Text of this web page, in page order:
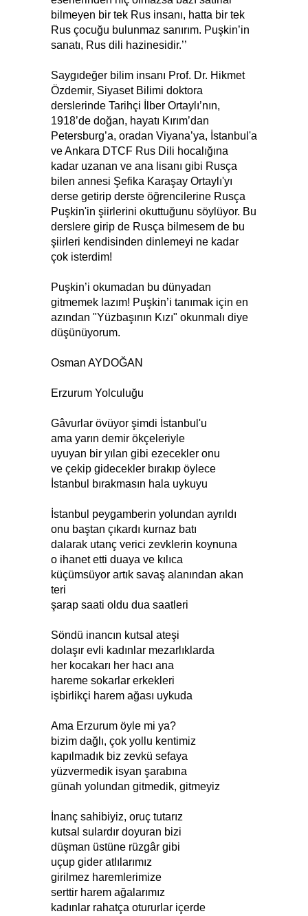
bilmeyen bir tek Rus insanı, hatta bir tek
Rus çocuğu bulunmaz sanırım. Puşkin’in
sanatı, Rus dili hazinesidir.’’
Saygıdeğer bilim insanı Prof. Dr. Hikmet
Özdemir, Siyaset Bilimi doktora
derslerinde Tarihçi İlber Ortaylı’nın,
1918’de doğan, hayatı Kırım’dan
Petersburg’a, oradan Viyana’ya, İstanbul'a
ve Ankara DTCF Rus Dili hocalığına
kadar uzanan ve ana lisanı gibi Rusça
bilen annesi Şefika Karaşay Ortaylı'yı
derse getirip derste öğrencilerine Rusça
Puşkin'in şiirlerini okuttuğunu söylüyor. Bu
derslere girip de Rusça bilmesem de bu
şiirleri kendisinden dinlemeyi ne kadar
çok isterdim!
Puşkin’i okumadan bu dünyadan
gitmemek lazım! Puşkin’i tanımak için en
azından "Yüzbaşının Kızı" okunmalı diye
düşünüyorum.
Osman AYDOĞAN
Erzurum Yolculuğu
Gâvurlar övüyor şimdi İstanbul'u
ama yarın demir ökçeleriyle
uyuyan bir yılan gibi ezecekler onu
ve çekip gidecekler bırakıp öylece
İstanbul bırakmasın hala uykuyu
İstanbul peygamberin yolundan ayrıldı
onu baştan çıkardı kurnaz batı
dalarak utanç verici zevklerin koynuna
o ihanet etti duaya ve kılıca
küçümsüyor artık savaş alanından akan
teri
şarap saati oldu dua saatleri
Söndü inancın kutsal ateşi
dolaşır evli kadınlar mezarlıklarda
her kocakarı her hacı ana
hareme sokarlar erkekleri
işbirlikçi harem ağası uykuda
Ama Erzurum öyle mi ya?
bizim dağlı, çok yollu kentimiz
kapılmadık biz zevkü sefaya
yüzvermedik isyan şarabına
günah yolundan gitmedik, gitmeyiz
İnanç sahibiyiz, oruç tutarız
kutsal sulardır doyuran bizi
düşman üstüne rüzgâr gibi
uçup gider atlılarımız
girilmez haremlerimize
serttir harem ağalarımız
kadınlar rahatça otururlar içerde